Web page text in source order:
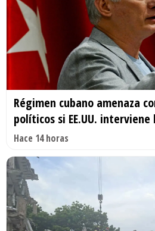
Régimen cubano amenaza
políticos si EE.UU.
Hace 14 horas